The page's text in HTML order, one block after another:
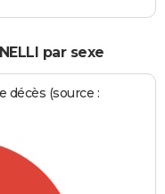
par sexe
décès (source :